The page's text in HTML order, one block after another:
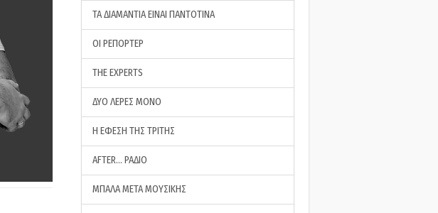
ΤΑ ΔΙΑΜΑΝΤΙΑ ΕΙΝΑΙ ΠΑΝΤΟΤΙΝΑ
ΟΙ ΡΕΠΟΡΤΕΡ
THE EXPERTS
ΔΥΟ ΛΕΡΕΣ ΜΟΝΟ
Η ΕΦΕΣΗ ΤΗΣ ΤΡΙΤΗΣ
AFTER… ΡΑΔΙΟ
ΜΠΑΛΑ ΜΕΤΑ ΜΟΥΣΙΚΗΣ